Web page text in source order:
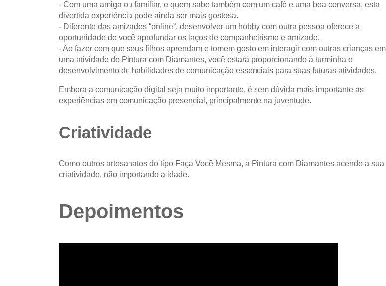
- Com uma amiga ou familiar, e quem sabe também com um café e uma boa conversa, esta
divertida experiência pode ainda ser mais gostosa.
- Diferente das amizades “online”, desenvolver um hobby com outra pessoa oferece a
oportunidade de você aprofundar os laços de companheirismo e amizade.
- Ao fazer com que seus filhos aprendam e tomem gosto em interagir com outras crianças em
uma atividade de Pintura com Diamantes, você estará proporcionando à turminha o
desenvolvimento de habilidades de comunicação essenciais para suas futuras atividades.
Embora a comunicação digital seja muito importante, é sem dúvida mais importante as
experiências em comunicação presencial, principalmente na juventude.
Criatividade
Como outros artesanatos do tipo Faça Você Mesma, a Pintura com Diamantes acende a sua
criatividade, não importando a idade.
Depoimentos